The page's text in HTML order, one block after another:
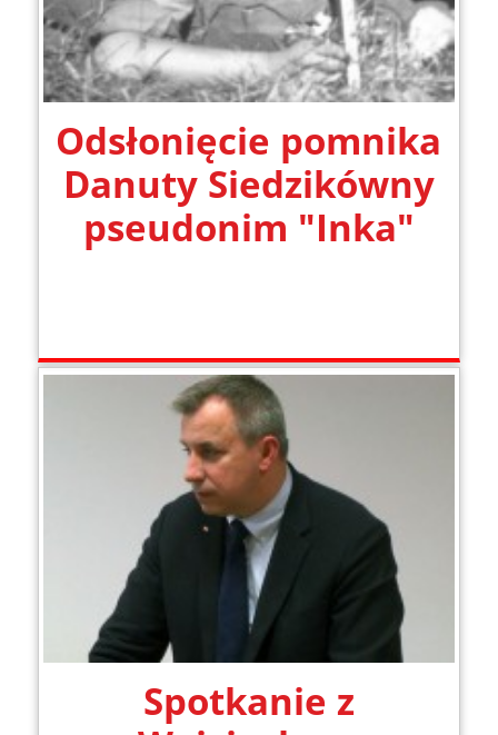
Odsłonięcie pomnika
Danuty Siedzikówny
pseudonim "Inka"
Spotkanie z